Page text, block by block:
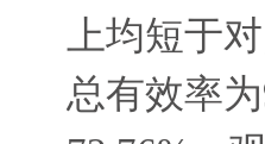
上均短于
总有效率为